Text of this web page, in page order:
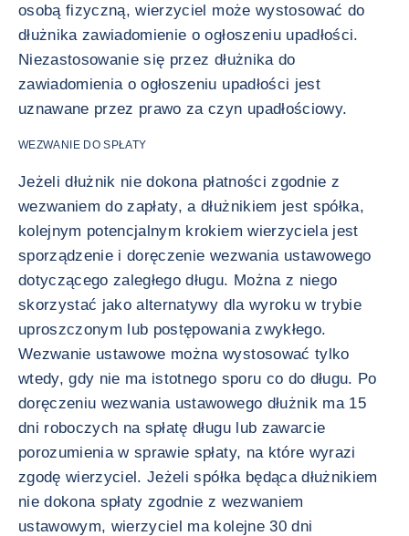
osobą fizyczną, wierzyciel może wystosować do
dłużnika zawiadomienie o ogłoszeniu upadłości.
Niezastosowanie się przez dłużnika do
zawiadomienia o ogłoszeniu upadłości jest
uznawane przez prawo za czyn upadłościowy.
WEZWANIE DO SPŁATY
Jeżeli dłużnik nie dokona płatności zgodnie z
wezwaniem do zapłaty, a dłużnikiem jest spółka,
kolejnym potencjalnym krokiem wierzyciela jest
sporządzenie i doręczenie wezwania ustawowego
dotyczącego zaległego długu. Można z niego
skorzystać jako alternatywy dla wyroku w trybie
uproszczonym lub postępowania zwykłego.
Wezwanie ustawowe można wystosować tylko
wtedy, gdy nie ma istotnego sporu co do długu. Po
doręczeniu wezwania ustawowego dłużnik ma 15
dni roboczych na spłatę długu lub zawarcie
porozumienia w sprawie spłaty, na które wyrazi
zgodę wierzyciel. Jeżeli spółka będąca dłużnikiem
nie dokona spłaty zgodnie z wezwaniem
ustawowym, wierzyciel ma kolejne 30 dni